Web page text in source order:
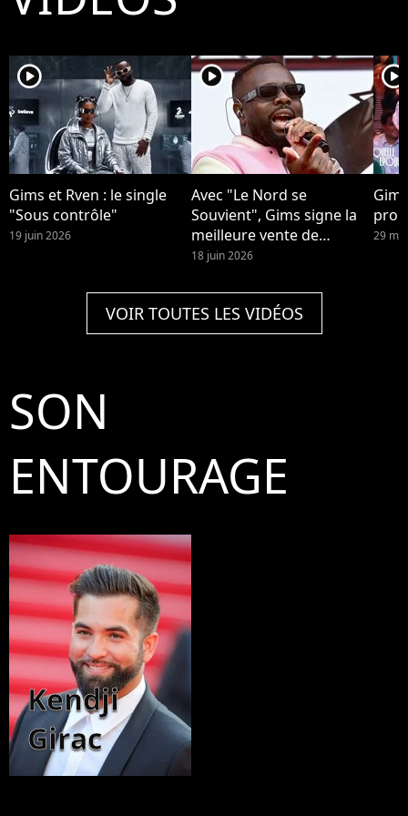
player2
Gims et Rven : le single
"Sous contrôle"
19 juin 2026
player2
Avec "Le Nord se
Souvient", Gims signe la
meilleure vente de
l'année.
18 juin 2026
player2
29
VOIR TOUTES LES VIDÉOS
SON
ENTOURAGE
Kendji
Girac